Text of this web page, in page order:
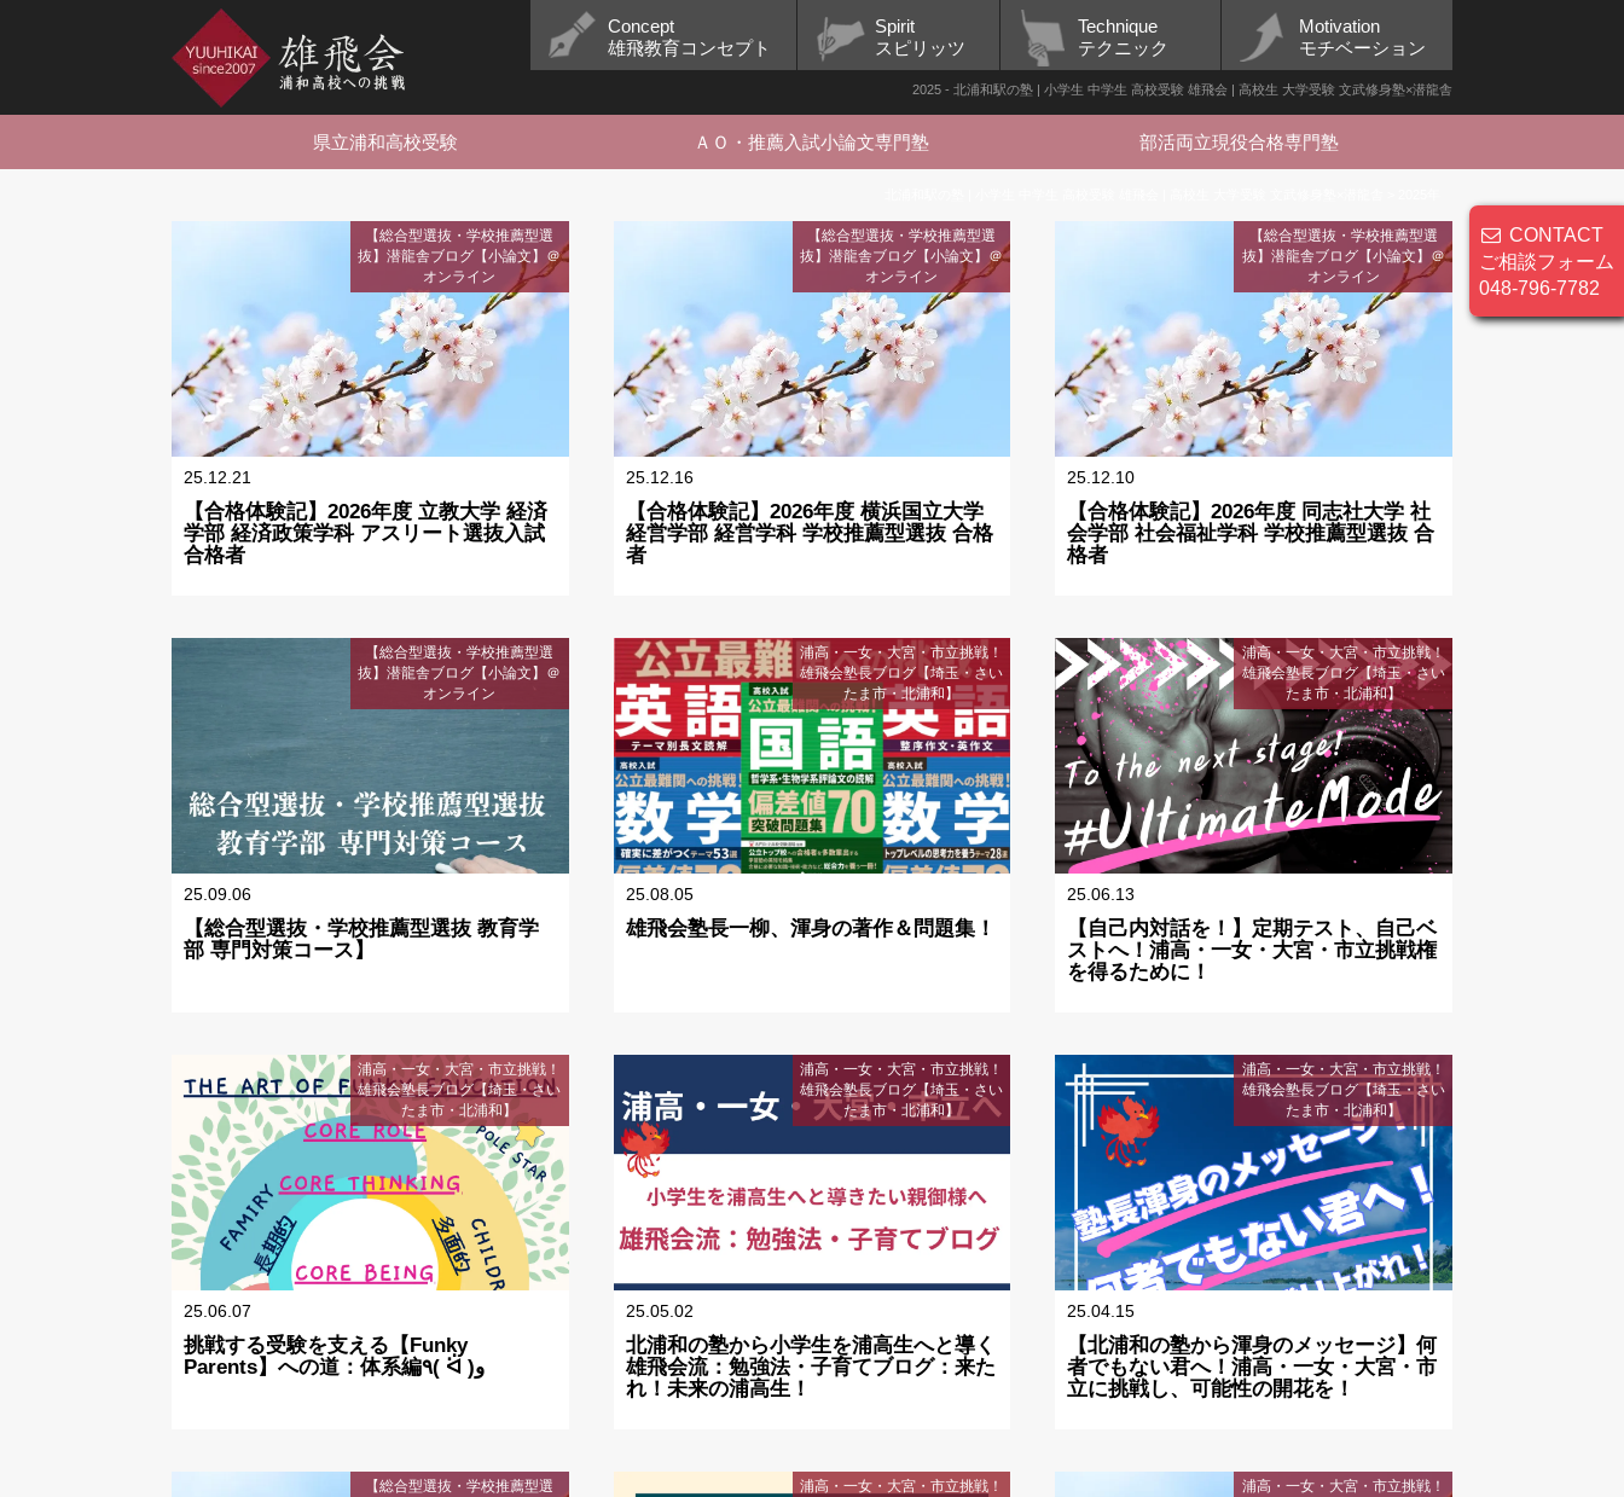
Concept
雄飛教育コンセプト
Spirit
スピリッツ
Technique
テクニック
Motivation
モチベーション
2025 - 北浦和駅の塾 | 小学生 中学生 高校受験 雄飛会 | 高校生 大学受験 文武修身塾×潜龍舎
県立浦和高校受験 ＡＯ・推薦入試小論文専門塾 部活両立現役合格専門塾
CONTACT
ご相談フォーム
048-796-7782
【総合型選抜・学校推薦型選
抜】潜龍舎ブログ【小論文】＠
オンライン
25.12.21
【合格体験記】2026年度 立教大学 経済
学部 経済政策学科 アスリート選抜入試
合格者
【総合型選抜・学校推薦型選
抜】潜龍舎ブログ【小論文】＠
オンライン
25.12.16
【合格体験記】2026年度 横浜国立大学
経営学部 経営学科 学校推薦型選抜 合格
者
【総合型選抜・学校推薦型選
抜】潜龍舎ブログ【小論文】＠
オンライン
25.12.10
【合格体験記】2026年度 同志社大学 社
会学部 社会福祉学科 学校推薦型選抜 合
格者
【総合型選抜・学校推薦型選
抜】潜龍舎ブログ【小論文】＠
オンライン
25.09.06
【総合型選抜・学校推薦型選抜 教育学
部 専門対策コース】
浦高・一女・大宮・市立挑戦！
雄飛会塾長ブログ【埼玉・さい
たま市・北浦和】
25.08.05
雄飛会塾長一柳、渾身の著作＆問題集！
浦高・一女・大宮・市立挑戦！
雄飛会塾長ブログ【埼玉・さい
たま市・北浦和】
25.06.13
【自己内対話を！】定期テスト、自己ベ
ストへ！浦高・一女・大宮・市立挑戦権
を得るために！
浦高・一女・大宮・市立挑戦！
雄飛会塾長ブログ【埼玉・さい
たま市・北浦和】
25.06.07
挑戦する受験を支える【Funky
Parents】への道：体系編٩( ᐛ )و
浦高・一女・大宮・市立挑戦！
雄飛会塾長ブログ【埼玉・さい
たま市・北浦和】
25.05.02
北浦和の塾から小学生を浦高生へと導く
雄飛会流：勉強法・子育てブログ：来た
れ！未来の浦高生！
浦高・一女・大宮・市立挑戦！
雄飛会塾長ブログ【埼玉・さい
たま市・北浦和】
25.04.15
【北浦和の塾から渾身のメッセージ】何
者でもない君へ！浦高・一女・大宮・市
立に挑戦し、可能性の開花を！
【総合型選抜・学校推薦型選
浦高・一女・大宮・市立挑戦！
浦高・一女・大宮・市立挑戦！